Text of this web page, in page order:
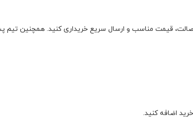
قیمت مناسب و ارسال سریع خریداری کنید. همچنین تیم